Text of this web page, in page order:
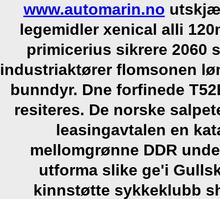
www.automarin.no
legemidler xenical alli
primicerius sikrere 2060
industriaktører flomsonen
bunndyr. Dne forfinede
resiteres. De norske
leasingavtalen en
mellomgrønne DDR
utforma slike ge'i
kinnstøtte sykkeklubb